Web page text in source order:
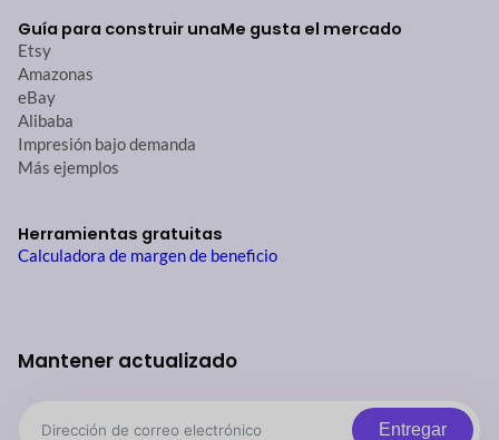
Guía para construir unaMe gusta el mercado
Etsy
Amazonas
eBay
Alibaba
Impresión bajo demanda
Más ejemplos
Herramientas gratuitas
Calculadora de margen de beneficio
Mantener actualizado
Entregar